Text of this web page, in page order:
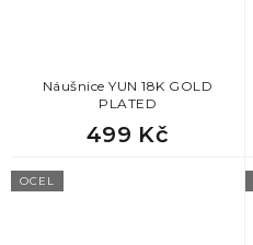
Náušnice YUN 18K GOLD
PLATED
499 Kč
OCEL